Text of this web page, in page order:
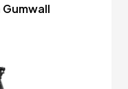
Gumwall